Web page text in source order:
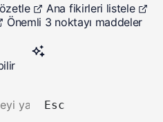
Ana fikirleri listele
Önemli 3 noktayı maddeler
Esc